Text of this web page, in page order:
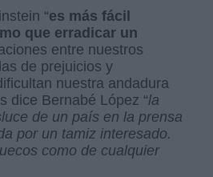
“es más fácil
que erradicar un
entre nuestros
de prejuicios y
nuestra andadura
dice Bernabé López “la
de un país en la prensa
por un tamiz interesado.
como de cualquier